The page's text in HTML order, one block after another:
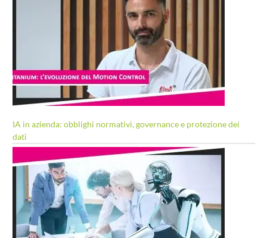
IA in azienda: obblighi normativi, governance e protezione dei
dati